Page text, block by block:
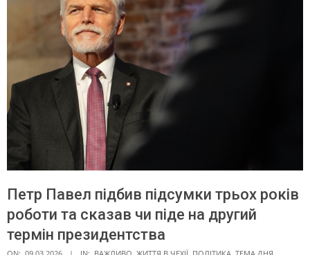
Петр Павел підбив підсумки трьох років
роботи та сказав чи піде на другий
термін президентства